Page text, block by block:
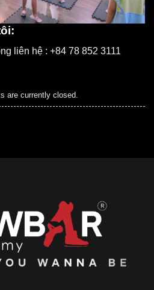
liên hệ : +84 78 852 3111
are currently closed.